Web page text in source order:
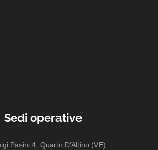
Sedi operative
Pasini 4, Quarto D’Altino (VE)